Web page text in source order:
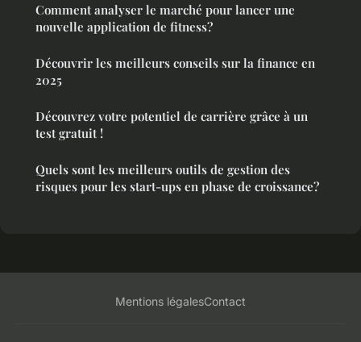
Comment analyser le marché pour lancer une
nouvelle application de fitness?
Découvrir les meilleurs conseils sur la finance en
2025
Découvrez votre potentiel de carrière grâce à un
test gratuit !
Quels sont les meilleurs outils de gestion des
risques pour les start-ups en phase de croissance?
Mentions légalesContact